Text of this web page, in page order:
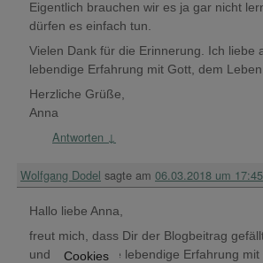
Eigentlich brauchen wir es ja gar nicht
dürfen es einfach tun.
Vielen Dank für die Erinnerung. Ich liebe
lebendige Erfahrung mit Gott, dem
Herzliche Grüße,
Anna
Antworten ↓
Wolfgang Dodel sagte am 06.03.2018 um 17:45
Hallo liebe Anna,
freut mich, dass Dir der Blogbeitrag
und Du auch die lebendige Erfahrung
Cookies